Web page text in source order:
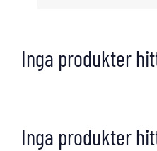
Inga produkter
Inga produkter